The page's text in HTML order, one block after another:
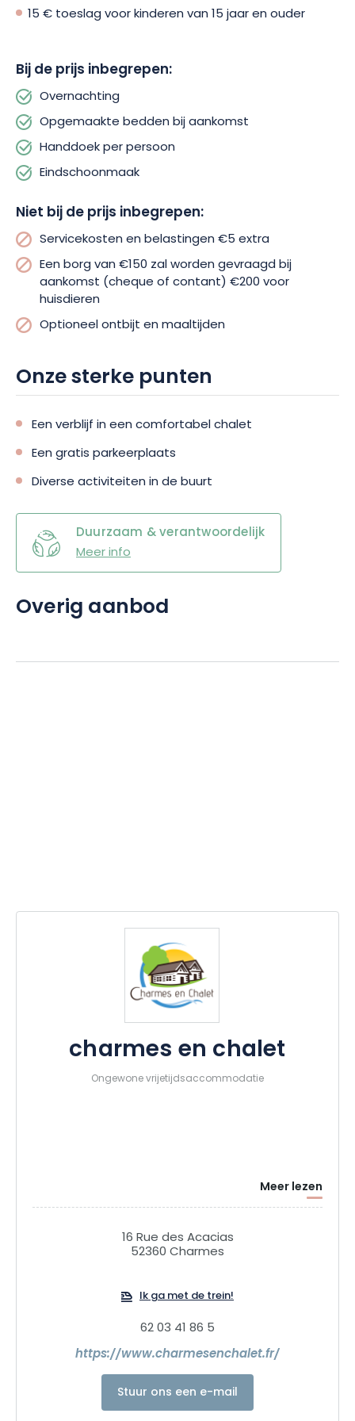
reis de wereld rond binnen de muren van het Pavillon du
Voyageur des Charmes en Chalet.
15 € toeslag voor kinderen van 15 jaar en ouder
Bij de prijs inbegrepen:
Overnachting
Opgemaakte bedden bij aankomst
Handdoek per persoon
Eindschoonmaak
Niet bij de prijs inbegrepen:
Servicekosten en belastingen €5 extra
Een borg van €150 zal worden gevraagd bij
aankomst (cheque of contant) €200 voor
huisdieren
Optioneel ontbijt en maaltijden
Onze sterke punten
Een verblijf in een comfortabel chalet
Een gratis parkeerplaats
Diverse activiteiten in de buurt
Duurzaam & verantwoordelijk
Meer info
Overig aanbod
charmes en chalet
Ongewone vrijetijdsaccommodatie
Meer lezen
16 Rue des Acacias
52360 Charmes
Ik ga met de trein!
62 03 41 86 5
https://www.charmesenchalet.fr/
Stuur ons een e-mail